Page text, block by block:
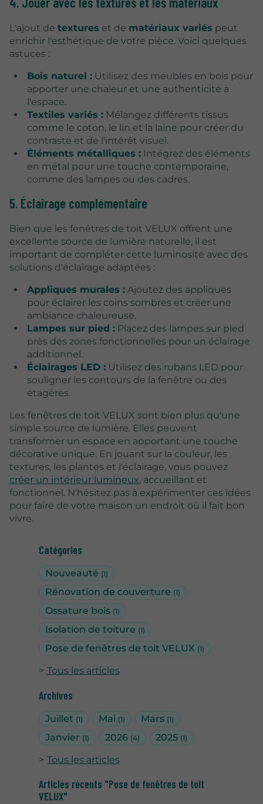
Catégories
Nouveauté (1)
Rénovation de couverture (1)
Ossature bois (1)
Isolation de toiture (1)
Pose de fenêtres de toit VELUX (1)
Tous les articles
Archives
Juillet (1) Mai (1) Mars (1)
Janvier (1) 2026 (4) 2025 (1)
Tous les articles
Articles récents "Pose de fenêtres de toit
VELUX"
L'ajout de textures et de matériaux variés peut
enrichir l'esthétique de votre pièce. Voici quelques
astuces :
Bois naturel :Utilisez des meubles en bois pour
apporter une chaleur et une authenticité à
l'espace.
Textiles variés :Mélangez différents tissus
comme le coton, le lin et la laine pour créer du
contraste et de l'intérêt visuel.
Éléments métalliques :Intégrez des éléments
en métal pour une touche contemporaine,
comme des lampes ou des cadres.
5. Éclairage complémentaire
Bien que les fenêtres de toit VELUX offrent une
excellente source de lumière naturelle, il est
important de compléter cette luminosité avec des
solutions d'éclairage adaptées :
Appliques murales :Ajoutez des appliques
pour éclairer les coins sombres et créer une
ambiance chaleureuse.
Lampes sur pied :Placez des lampes sur pied
près des zones fonctionnelles pour un éclairage
additionnel.
Éclairages LED :Utilisez des rubans LED pour
souligner les contours de la fenêtre ou des
étagères.
Les fenêtres de toit VELUX sont bien plus qu'une
simple source de lumière. Elles peuvent
transformer un espace en apportant une touche
décorative unique. En jouant sur la couleur, les
textures, les plantes et l'éclairage, vous pouvez
créer un intérieur lumineux, accueillant et
fonctionnel. N'hésitez pas à expérimenter ces idées
pour faire de votre maison un endroit où il fait bon
vivre.